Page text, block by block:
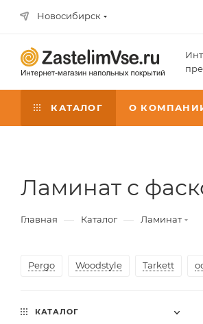
Новосибирск
КАТАЛОГ О
Ламинат с
Главная — Каталог — Ламинат
Pergo Woodstyle Tarkett
КАТАЛОГ